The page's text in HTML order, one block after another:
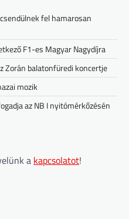
fel hamarosan
F1-es Magyar Nagydíjra
Zorán balatonfüredi koncertje
mozik
az NB I nyitómérkőzésén
a kapcsolatot!